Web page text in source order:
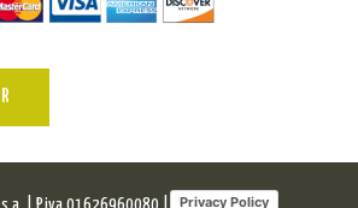
Privacy Policy